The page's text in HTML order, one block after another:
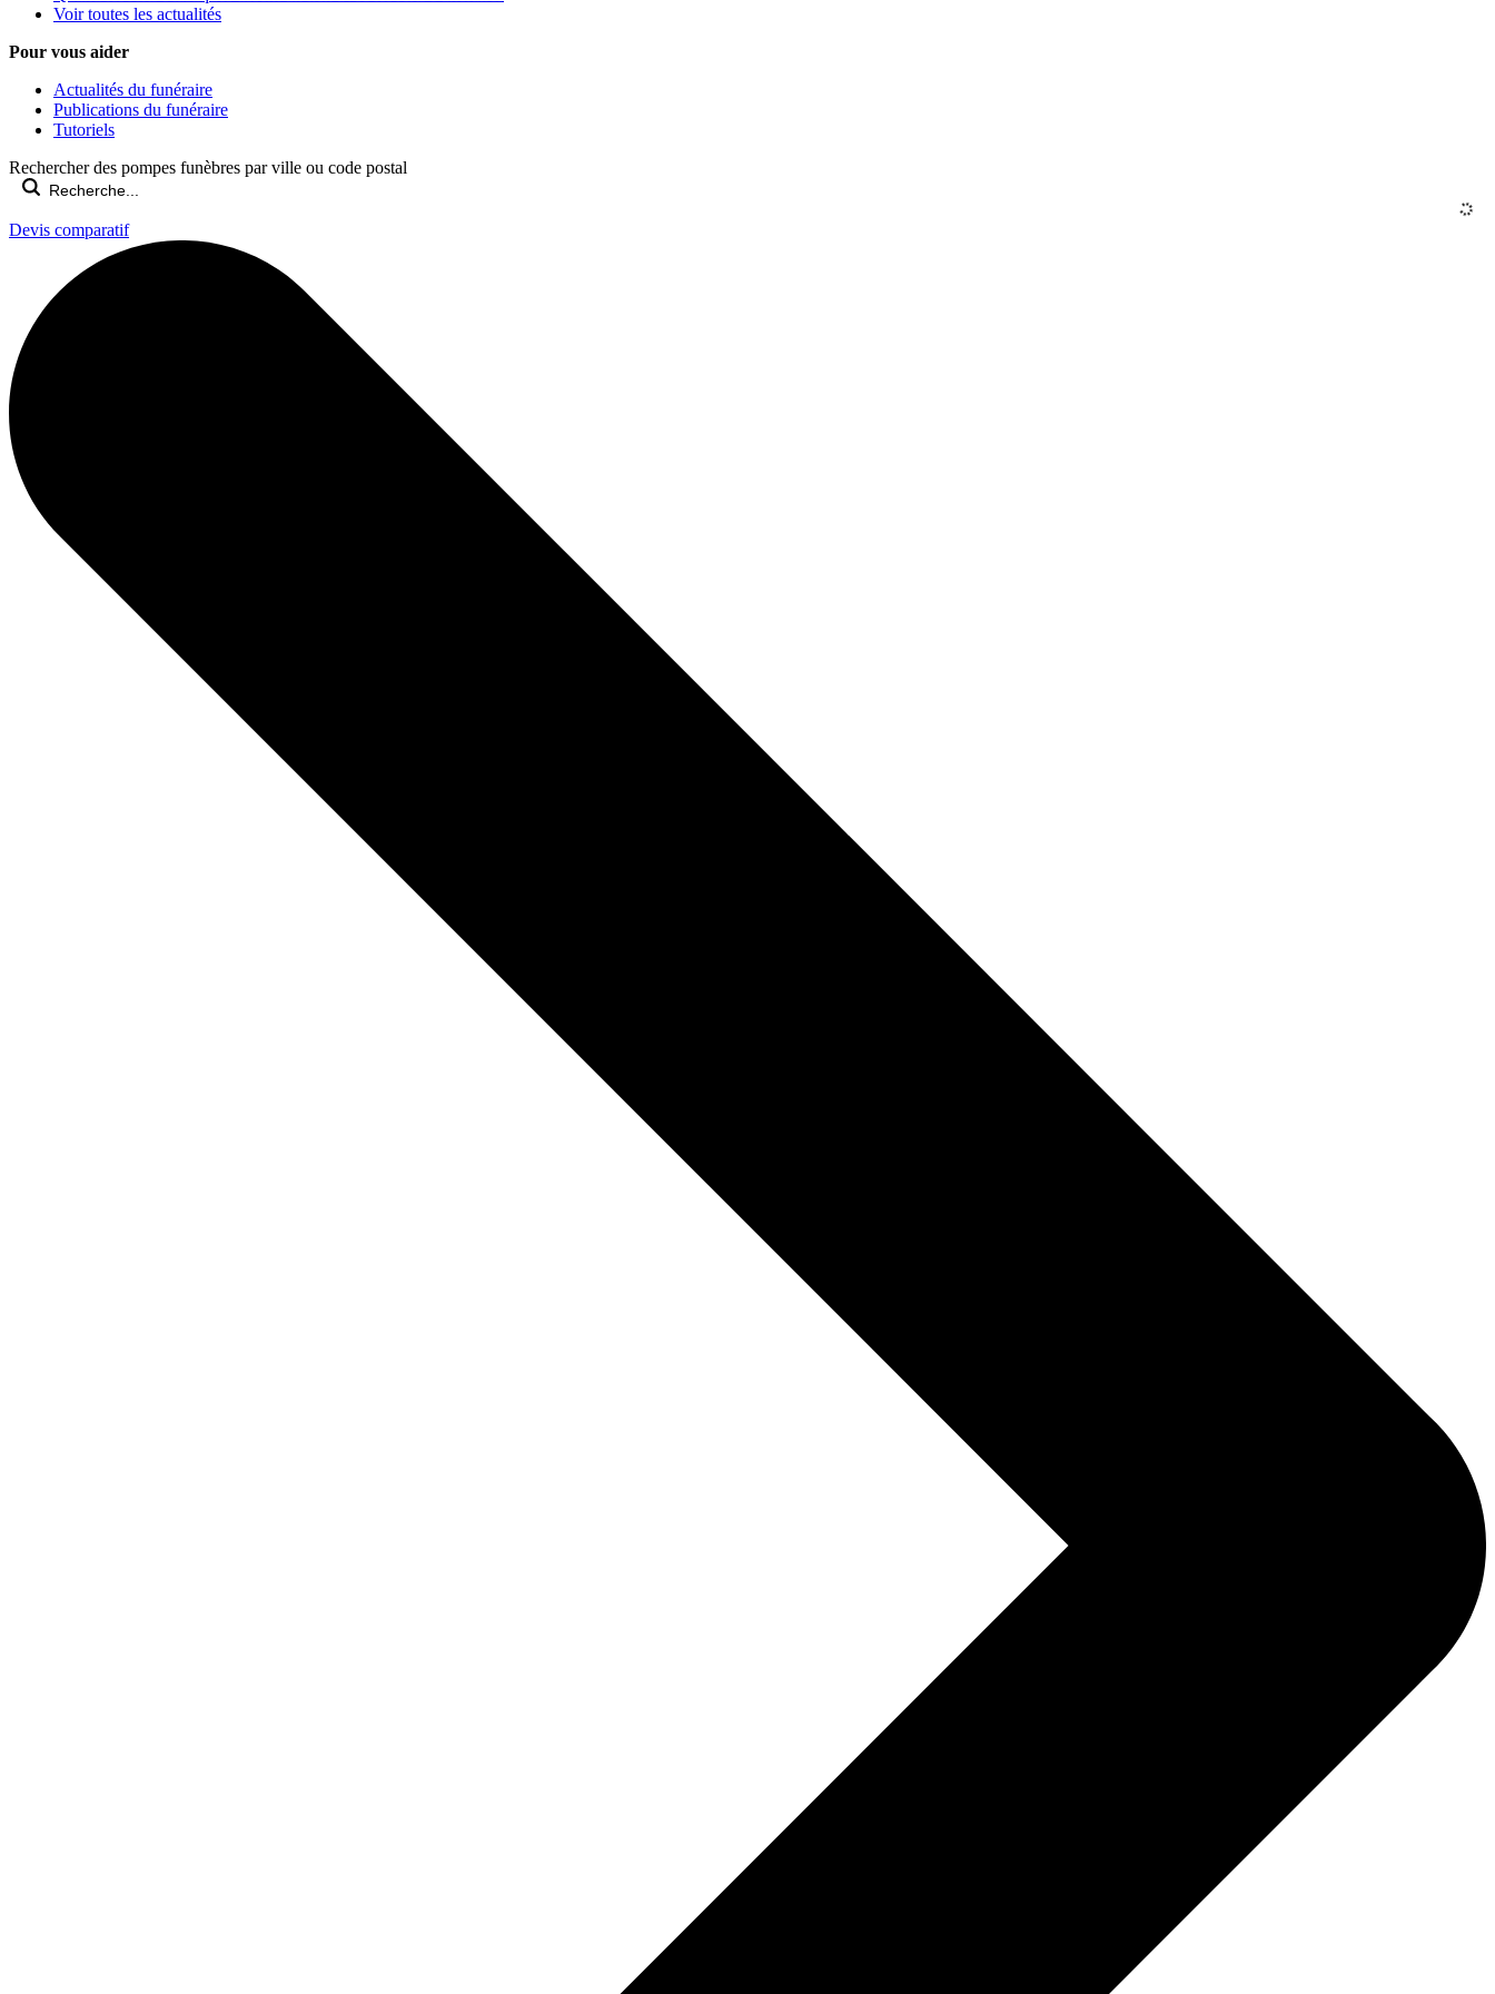
Voir toutes les actualités
Pour vous aider
Actualités du funéraire
Publications du funéraire
Tutoriels
Rechercher des pompes funèbres par ville ou code postal
Devis comparatif